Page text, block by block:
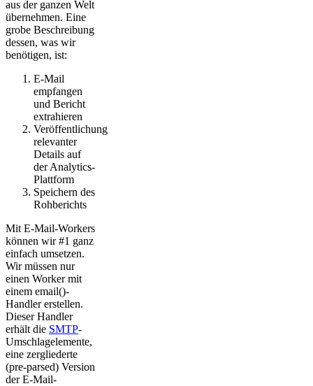
aus der ganzen Welt
übernehmen. Eine
grobe Beschreibung
dessen, was wir
benötigen, ist:
E-Mail
empfangen
und Bericht
extrahieren
Veröffentlichung
relevanter
Details auf
der Analytics-
Plattform
Speichern des
Rohberichts
Mit E-Mail-Workers
können wir #1 ganz
einfach umsetzen.
Wir müssen nur
einen Worker mit
einem email()-
Handler erstellen.
Dieser Handler
erhält die SMTP-
Umschlagelemente,
eine zergliederte
(pre-parsed) Version
der E-Mail-